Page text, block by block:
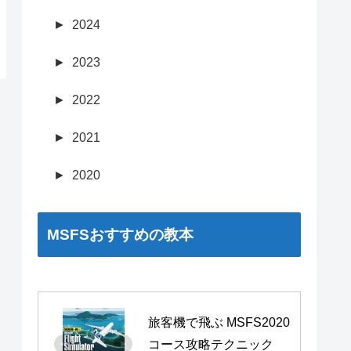
► 2024
► 2023
► 2022
► 2021
► 2020
MSFSおすすめの教本
旅客機で飛ぶ MSFS2020
コース攻略テクニック